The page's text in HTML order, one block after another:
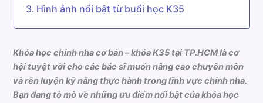
Hình ảnh nổi bật từ buổi học K35
Khóa học chỉnh nha cơ bản – khóa K35 tại TP.HCM là cơ
hội tuyệt vời cho các bác sĩ muốn nâng cao chuyên môn
và rèn luyện kỹ năng thực hành trong lĩnh vực chỉnh nha.
Bạn đang tò mò về những ưu điểm nổi bật của khóa học